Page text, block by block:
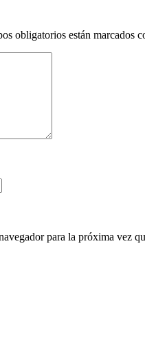
obligatorios están marcados
para la próxima vez